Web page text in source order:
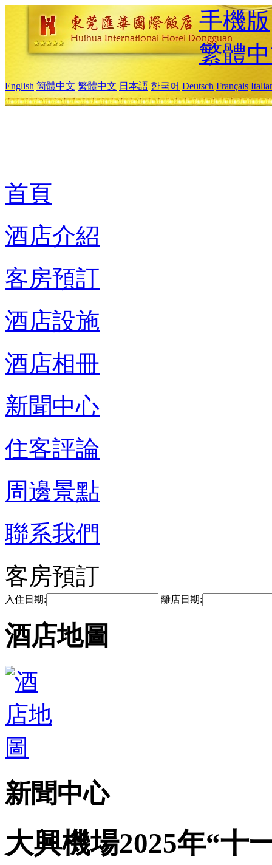
手機版
繁體
English 簡體中文 繁體中文 日本語 한국어 Deutsch Français
首頁
酒店介紹
客房預訂
酒店設施
酒店相冊
新聞中心
住客評論
周邊景點
聯系我們
客房預訂
入住日期: 離店日期:
酒店地圖
新聞中心
大興機場2025年“十